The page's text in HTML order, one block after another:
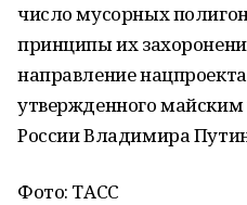
число мусорных
принципы их
направление
утвержденного
России Владимира
Фото: ТАСС